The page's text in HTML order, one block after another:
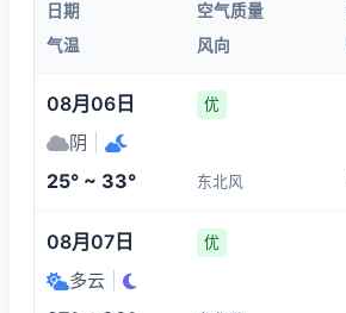
01:00
28°
1-3
02:00
11:00
32°
1-3
05:00
日期 空气质量
气温
风向
08月06日 优
阴
25° ~ 33° 东北风
08月07日 优
多云